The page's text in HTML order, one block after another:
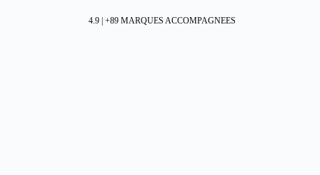
4.9 | +89 MARQUES ACCOMPAGNEES